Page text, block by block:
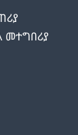
መተግበሪያ